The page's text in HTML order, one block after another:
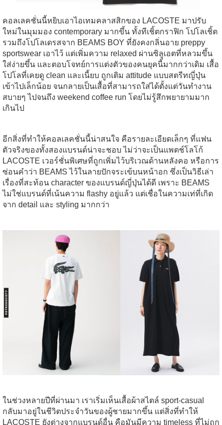
คอลเลคชั่นนี้หยิบเอาไอเทมคลาสสิกของ LACOSTE มาปรับ
ใหม่ในมุมมอง contemporary มากขึ้น ทั้งทีเชิ้ตกราฟิก โปโลเชิ้ต
รวมถึงโปโลเดรสจาก BEAMS BOY ที่ยังคงกลิ่นอาย preppy
sportswear เอาไว้ แต่เพิ่มความ relaxed ผ่านซิลูเอตที่หลวมขึ้น
ใส่ง่ายขึ้น และตอบโจทย์การแต่งตัวของคนยุคนี้มากกว่าเดิม เสื้อ
โปโลที่เคยดู clean และเนี้ยบ ถูกเติม attitude แบบสตรีทญี่ปุ่น
เข้าไปเล็กน้อย จนกลายเป็นเสื้อที่สามารถใส่ได้ตั้งแต่วันทำงาน
สบายๆ ไปจนถึง weekend coffee run โดยไม่รู้สึกพยายามมาก
เกินไป
อีกสิ่งที่ทำให้คอลเลคชั่นนี้น่าสนใจ คือรายละเอียดเล็กๆ ที่แฟน
ตัวจริงของทั้งสองแบรนด์น่าจะชอบ ไม่ว่าจะเป็นแพตช์โลโก้
LACOSTE เวอร์ชั่นพิเศษที่ถูกเพิ่มไว้บริเวณด้านหลังคอ หรือการ
ซ่อนคำว่า BEAMS ไว้ในลายปักจระเข้บนหน้าอก ซึ่งเป็นวิธีเล่า
เรื่องที่สะท้อน character ของแบรนด์ญี่ปุ่นได้ดี เพราะ BEAMS
ไม่ใช่แบรนด์ที่เน้นความ flashy อยู่แล้ว แต่เชื่อในความเท่ที่เกิด
จาก detail และ styling มากกว่า
ในช่วงหลายปีที่ผ่านมา เราเริ่มเห็นเสื้อผ้าสไตล์ sport-casual
กลับมาอยู่ในชีวิตประจำวันของผู้ชายมากขึ้น แต่สิ่งที่ทำให้
LACOSTE ยังต่างจากแบรนด์อื่น คือมันมีความ timeless ที่ไม่ถูก